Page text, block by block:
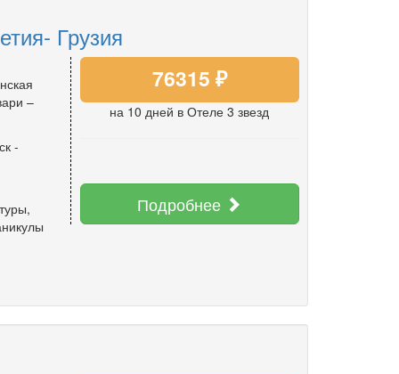
Грузия
–
-
,
76315 ₽
на 10 дней в Отеле 3 звезд
Подробнее